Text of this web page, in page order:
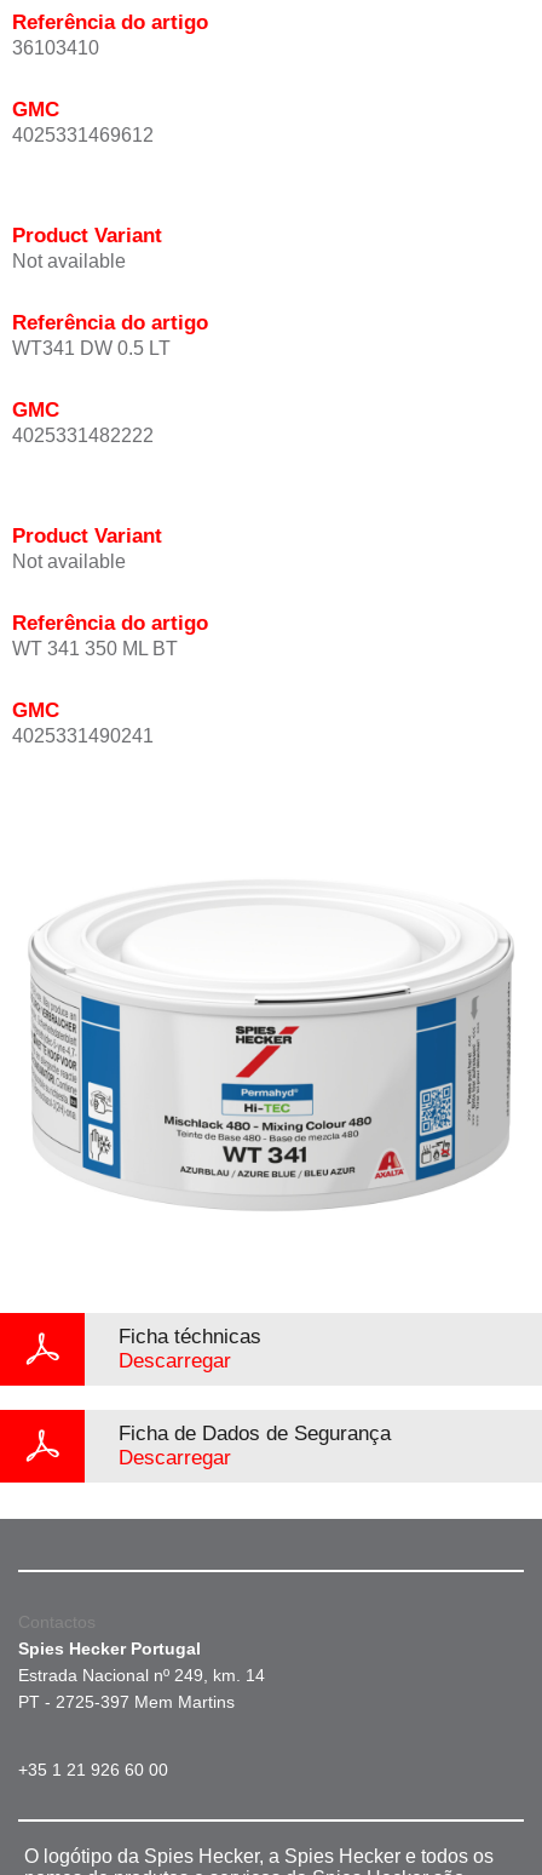
Referência do artigo
36103410
GMC
4025331469612
Product Variant
Not available
Referência do artigo
WT341 DW 0.5 LT
GMC
4025331482222
Product Variant
Not available
Referência do artigo
WT 341 350 ML BT
GMC
4025331490241
Ficha téchnicas
Descarregar
Ficha de Dados de Segurança
Descarregar
Contactos
Spies Hecker Portugal
Estrada Nacional nº 249, km. 14
PT - 2725-397 Mem Martins
+35 1 21 926 60 00
O logótipo da Spies Hecker, a Spies Hecker e todos os